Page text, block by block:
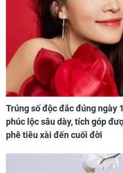
Trúng số độc đắc đúng ngày
phúc lộc sâu dày, tích góp
phê tiêu xài đến cuối đời